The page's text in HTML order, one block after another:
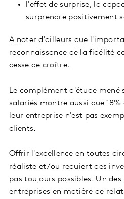
l'effet de surprise, la
surprendre positivement
A noter d'ailleurs que
reconnaissance de la fidélité
cesse de croître.
Le complément d'étude mené
salariés montre aussi que
leur entreprise n'est pas
clients.
Offrir l'excellence en toutes
réaliste et/ou requiert des
pas toujours possibles. Un
entreprises en matière de